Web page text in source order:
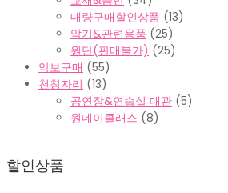
대량구매할인상품 (13)
악기&관련용품 (25)
원단(판매불가) (25)
악보구매 (55)
천칭자리 (13)
공연장&연습실 대관 (5)
원데이클래스 (8)
할인상품